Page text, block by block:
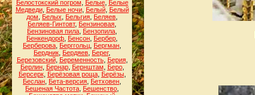
Белостокский погром
Белые, Белые
Медведи, Белые ночи, Белый, Белый
дом
Белых Бельгия Беляев
Беляев-Гинтовт, Бензиновая
Бензиновая пила Бензопила
Бенкендорф Бенсон Бербер
Берберова Берггольц Бергман
Бердник Бердяев Берег,
Березовский, Беременность, Берия,
Берлин, Бернар, Бернштам Беро,
Берсерк, Берёзовая роща, Берёзы,
Беслан Бета-версия Бетховен
Бешеная Частота Бешенство